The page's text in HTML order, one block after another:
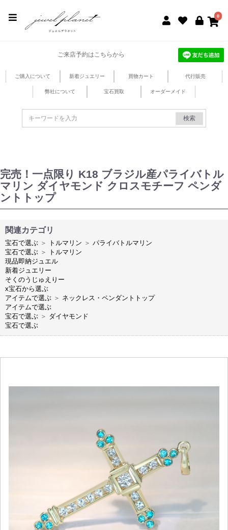
0
ご来店予約はこちらから
ご購入について 新着ジュエリー 買物カート 代行販売
弊社について 宝石買取 オーダーメイド
検索
完売！一点限り K18 ブラジル産パライバトル
マリン ダイヤモンド クロスモチーフ ペンダ
ントトップ
関連カテゴリ
宝石で選ぶ ＞ トルマリン ＞ パライバトルマリン
宝石で選ぶ ＞
トルマリン
現品即納ジュエル
新着ジュエリー
そくのうじゅえりー
x宝石から選ぶ
アイテムで選ぶ ＞ ネックレス・ペンダントトップ
アイテムで選ぶ
宝石で選ぶ ＞ ダイヤモンド
宝石で選ぶ